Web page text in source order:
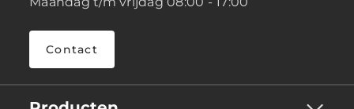
Contact